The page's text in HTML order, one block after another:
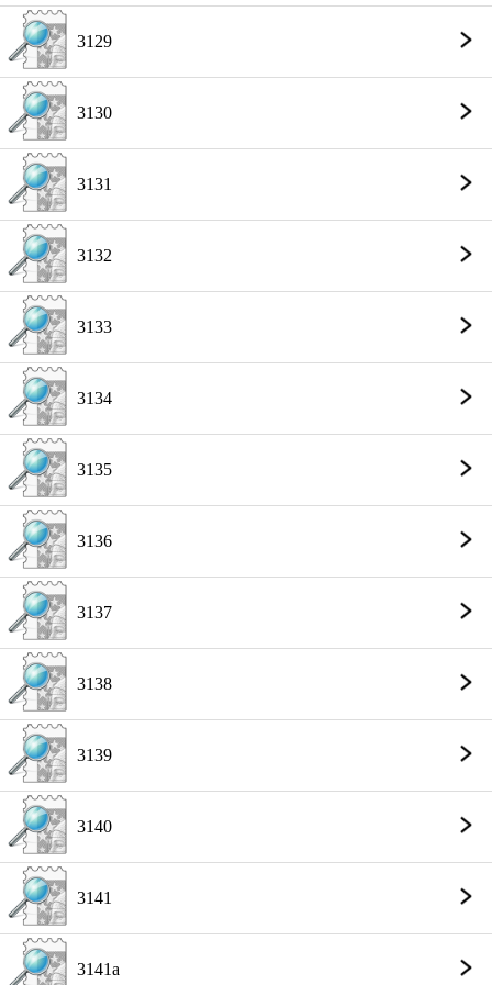
3129
3130
3131
3132
3133
3134
3135
3136
3137
3138
3139
3140
3141
3141a